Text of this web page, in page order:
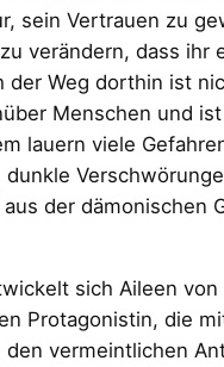
sein Vertrauen zu
verändern, dass ihr
der Weg dorthin ist
Menschen und
lauern viele
der dämonischen
sich Aileen von
Protagonistin, die
vermeintlichen